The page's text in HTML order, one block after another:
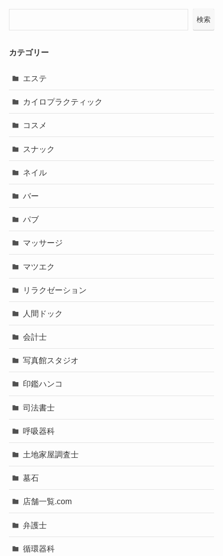
検索
カテゴリー
エステ
カイロプラクティック
コスメ
スナック
ネイル
バー
パブ
マッサージ
マツエク
リラクゼーション
人間ドック
会計士
写真館スタジオ
印鑑ハンコ
司法書士
呼吸器科
土地家屋調査士
墓石
店舗一覧.com
弁護士
循環器科